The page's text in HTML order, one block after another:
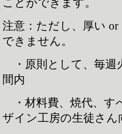
ことができます。
注意：ただし、厚い
できません。
・原則として、毎週
間内
・材料費、焼代、す
ザイン工房の生徒さん